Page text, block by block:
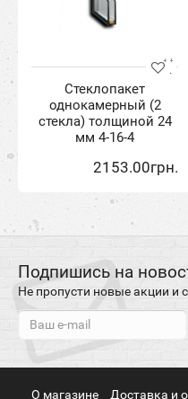
Стеклопакет
однокамерный (2
стекла) толщиной 24
мм 4-16-4
2153.00грн.
Подпишись на
Не пропусти новые акции и
О магазине Доставка и